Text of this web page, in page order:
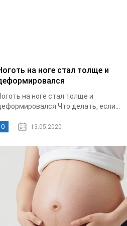
на ноге стал толще и
на ноге стал толще и
Что делать, если...
0 13.05.2020